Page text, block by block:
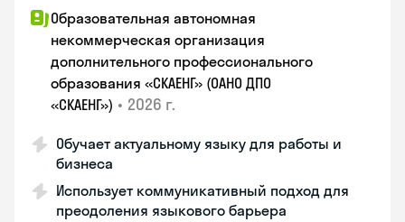
Образовательная автономная
некоммерческая организация
дополнительного профессионального
образования «СКАЕНГ» (ОАНО ДПО
«СКАЕНГ») • 2026 г.
Обучает актуальному языку для работы и
бизнеса
Использует коммуникативный подход для
преодоления языкового барьера